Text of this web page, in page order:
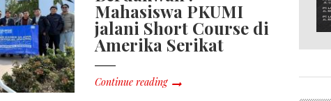
Mahasiswa PKUMI
jalani Short Course di
Amerika Serikat
Continue reading